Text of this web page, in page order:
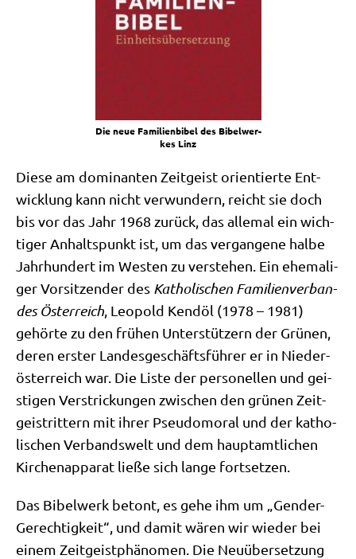
Die neue Fami­li­en­bi­bel des Bibel­wer­
kes Linz
Die­se am domi­nan­ten Zeit­geist ori­en­tier­te Ent­
wick­lung kann nicht ver­wun­dern, reicht sie doch
bis vor das Jahr 1968 zurück, das alle­mal ein wich­
ti­ger Anhalts­punkt ist, um das ver­gan­ge­ne hal­be
Jahr­hun­dert im Westen zu ver­ste­hen. Ein ehe­ma­li­
ger Vor­sit­zen­der des Katho­li­schen Fami­li­en­ver­ban­
des Öster­reich, Leo­pold Kend­öl (1978 – 1981)
gehör­te zu den frü­hen Unter­stüt­zern der Grü­nen,
deren erster Lan­des­ge­schäfts­füh­rer er in Nie­der­
öster­reich war. Die Liste der per­so­nel­len und gei­
sti­gen Ver­strickun­gen zwi­schen den grü­nen Zeit­
geist­rit­tern mit ihrer Pseu­do­mo­ral und der katho­
li­schen Ver­bands­welt und dem haupt­amt­li­chen
Kir­chen­ap­pa­rat lie­ße sich lan­ge fortsetzen.
Das Bibel­werk betont, es gehe ihm um „Gen­der-
Gerech­tig­keit“, und damit wären wir wie­der bei
einem Zeit­geist­phä­no­men. Die Neu­über­set­zung